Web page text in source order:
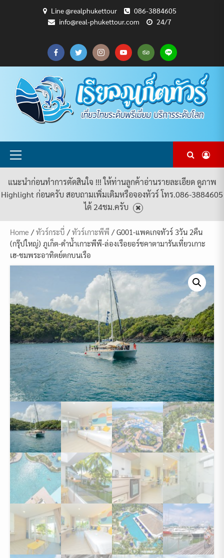
Line @realphukettour
086-3884605
info@real-phukettour.com
24/7
CART
CHECKOUT
MY
ACCOUNT
SAMPLE
PAGE
ทัวร์
ทั้งหมด
บทความ
ท่อง
เที่ยว
ยินดี
ต้อนรับ
สู่
PHUKET
TOUR
เกี่ยว
กับ
เรา
แพ็คเกจ
ทัวร์
ทั้งหมด
Primary
แนะนำก่อนทำการตัดสินใจ !!! ให้ท่านลูกค้าอ่านรายละเอียด ดูภาพ
Highlight ก่อนครับ สอบถามเพิ่มเติมหรือจองทัวร์ โทร.086-3884605
ได้ 24ชม.ครับ
Home /ทัวร์กระบี่ /ทัวร์เกาะพีพี / G001-แพคเกจทัวร์ 3วัน 2คืน
(กรุ๊ปใหญ่) ภูเก็ต-ดำน้ำเกาะพีพี-ล่องเรือยอร์ชคาตามารันเที่ยวเกาะ
เฮ-ชมพระอาทิตย์ตกบนเรือ